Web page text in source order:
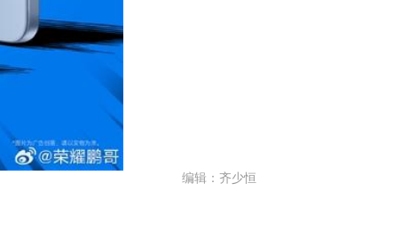
编辑：齐少恒